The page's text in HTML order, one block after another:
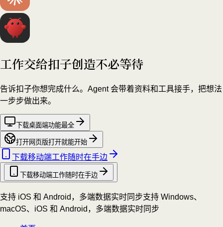
工作交给扣子创造不必等待
告诉扣子你想完成什么。Agent 会带着资料和工具接手，把想法
一步步做出来。
下载桌面端功能最全
打开网页版打开就能开始
下载移动端工作随时在手边
下载移动端工作随时在手边
支持 iOS 和 Android，多端数据实时同步支持 Windows、
macOS、iOS 和 Android，多端数据实时同步